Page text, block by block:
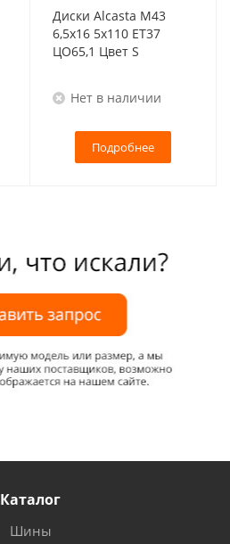
Диски Alcasta M43
6,5x16 5x110 ET37
ЦО65,1 Цвет S
Нет в наличии
Подробнее
Каталог
Шины